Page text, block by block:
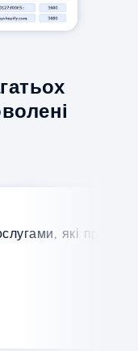
які пропонує